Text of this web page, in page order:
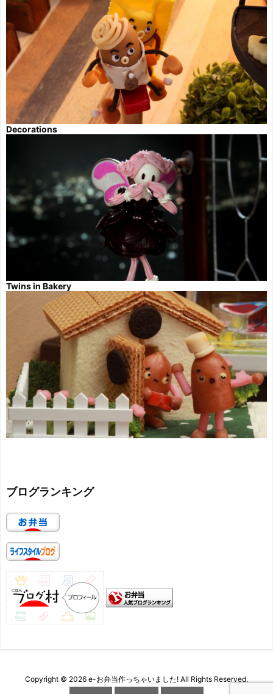
Decorations
Twins in Bakery
ブログランキング
Copyright © 2026 e-お弁当作っちゃいました! All Rights Reserved.